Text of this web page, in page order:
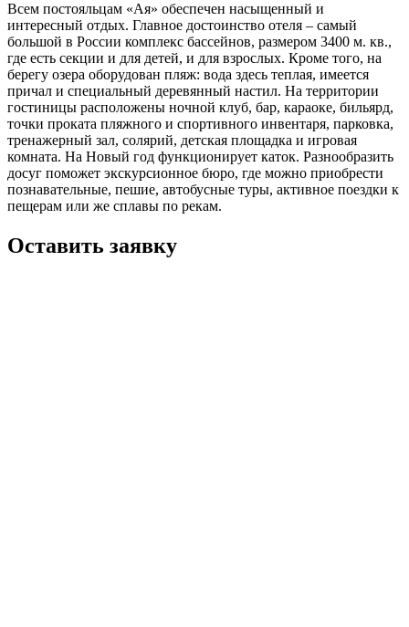
Всем постояльцам «Ая» обеспечен насыщенный и
интересный отдых. Главное достоинство отеля – самый
большой в России комплекс бассейнов, размером 3400 м. кв.,
где есть секции и для детей, и для взрослых. Кроме того, на
берегу озера оборудован пляж: вода здесь теплая, имеется
причал и специальный деревянный настил. На территории
гостиницы расположены ночной клуб, бар, караоке, бильярд,
точки проката пляжного и спортивного инвентаря, парковка,
тренажерный зал, солярий, детская площадка и игровая
комната. На Новый год функционирует каток. Разнообразить
досуг поможет экскурсионное бюро, где можно приобрести
познавательные, пешие, автобусные туры, активное поездки к
пещерам или же сплавы по рекам.
Оставить заявку